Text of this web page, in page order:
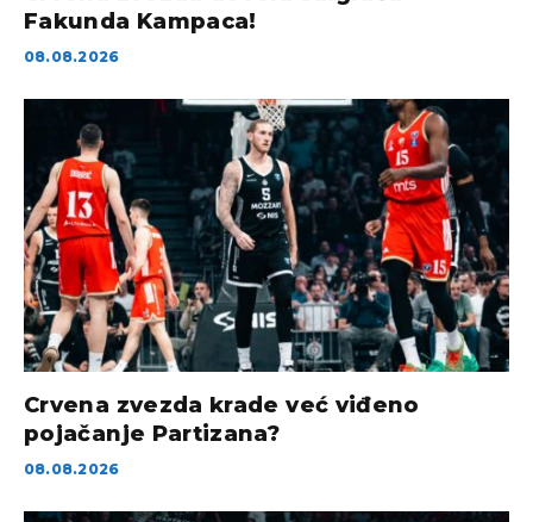
Fakunda Kampaca!
08.08.2026
Crvena zvezda krade već viđeno
pojačanje Partizana?
08.08.2026